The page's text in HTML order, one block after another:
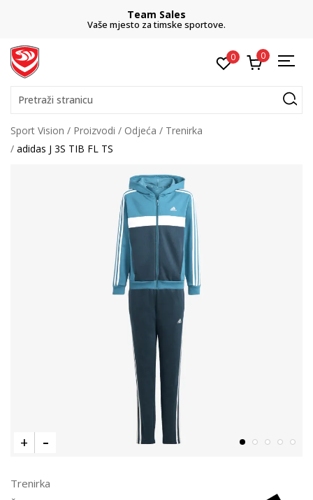
Team Sales
Vaše mjesto za timske sportove.
0 0
Pretraži stranicu
Sport Vision Proizvodi Odjeća
Trenirka
adidas J 3S TIB FL TS
Trenirka